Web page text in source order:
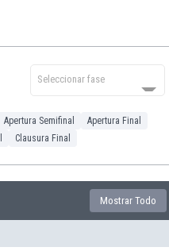
Seleccionar fase
Apertura Semifinal
Apertura Final
Clausura Final
Mostrar Todo